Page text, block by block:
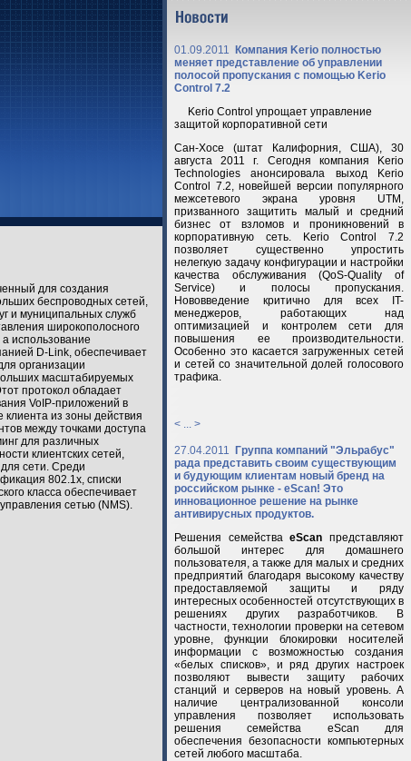
для создания
беспроводных сетей,
и муниципальных служб
широкополосного
использование
D-Link, обеспечивает
организации
масштабируемых
протокол обладает
VoIP-приложений в
клиента из зоны действия
между точками доступа
для различных
клиентских сетей,
сети. Среди
802.1x, списки
класса обеспечивает
сетью (NMS).
01.09.2011
Компания Kerio полностью
меняет представление об управлении
полосой пропускания с помощью Kerio
Control 7.2
Kerio Control упрощает управление
защитой корпоративной сети
Сан-Хосе (штат Калифорния, США), 30
августа 2011 г. Сегодня компания Kerio
Technologies анонсировала выход Kerio
Control 7.2, новейшей версии популярного
межсетевого экрана уровня UTM,
призванного защитить малый и средний
бизнес от взломов и проникновений в
корпоративную сеть. Kerio Control 7.2
позволяет существенно упростить
нелегкую задачу конфигурации и настройки
качества обслуживания (QoS-Quality of
Service) и полосы пропускания.
Нововведение критично для всех IT-
менеджеров, работающих над
оптимизацией и контролем сети для
повышения ее производительности.
Особенно это касается загруженных сетей
и сетей со значительной долей голосового
трафика.
< ... >
27.04.2011
Группа компаний "Эльрабус"
рада представить своим существующим
и будующим клиентам новый бренд на
российском рынке - eScan! Это
инновационное решение на рынке
антивирусных продуктов.
Решения семействаeScan представляют
большой интерес для домашнего
пользователя, а также для малых и средних
предприятий благодаря высокому качеству
предоставляемой защиты и ряду
интересных особенностей отсутствующих в
решениях других разработчиков. В
частности, технологии проверки на сетевом
уровне, функции блокировки носителей
информации с возможностью создания
«белых списков», и ряд других настроек
позволяют вывести защиту рабочих
станций и серверов на новый уровень. А
наличие централизованной консоли
управления позволяет использовать
решения семейства eScan для
обеспечения безопасности компьютерных
сетей любого масштаба.